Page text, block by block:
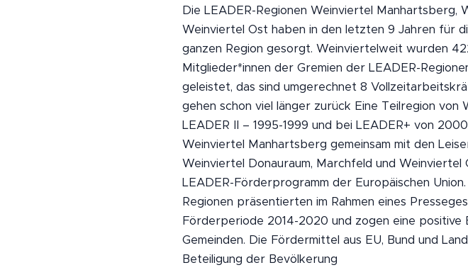
Die LEADER-Regionen Weinviertel Manhartsberg,
Weinviertel Ost haben in den letzten 9 Jahren für
ganzen Region gesorgt. Weinviertelweit wurden
Mitglieder*innen der Gremien der LEADER-
geleistet, das sind umgerechnet 8
gehen schon viel länger zurück Eine Teilregion
LEADER II – 1995-1999 und bei LEADER+ von
Weinviertel Manhartsberg gemeinsam mit den
Weinviertel Donauraum, Marchfeld und
LEADER-Förderprogramm der Europäischen
Regionen präsentierten im Rahmen eines
Förderperiode 2014-2020 und zogen eine positive
Gemeinden. Die Fördermittel aus EU, Bund und
Beteiligung der Bevölkerung